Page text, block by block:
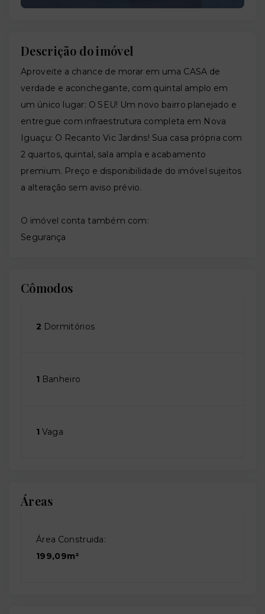
Descrição do imóvel
Aproveite a chance de morar em uma CASA de
verdade e aconchegante, com quintal amplo em
um único lugar: O SEU! Um novo bairro planejado e
entregue com infraestrutura completa em Nova
Iguaçu: O Recanto Vic Jardins! Sua casa própria com
2 quartos, quintal, sala ampla e acabamento
premium. Preço e disponibilidade do imóvel sujeitos
a alteração sem aviso prévio.
O imóvel conta também com:
Segurança
Cômodos
2 Dormitórios
1 Banheiro
1 Vaga
Áreas
Área Construida:
199,09m²